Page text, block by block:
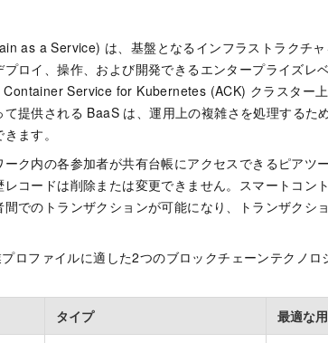
as a Service) は、基盤となるインフラストラクチ
プロイ、操作、および開発できるエンタープライズ
Service for Kubernetes (ACK) クラスター
提供される BaaS は、運用上の複雑さを処理するた
ます。
ク内の各参加者が共有台帳にアクセスできるピアツ
コードは削除または変更できません。スマートコン
でのトランザクションが可能になり、トランザクシ
ロファイルに適した2つのブロックチェーンテクノロ
タイプ 最適な